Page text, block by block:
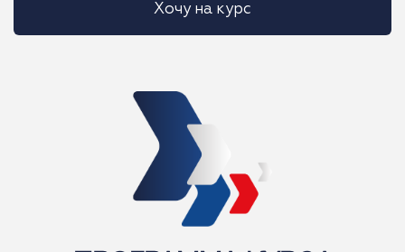
Хочу на курс